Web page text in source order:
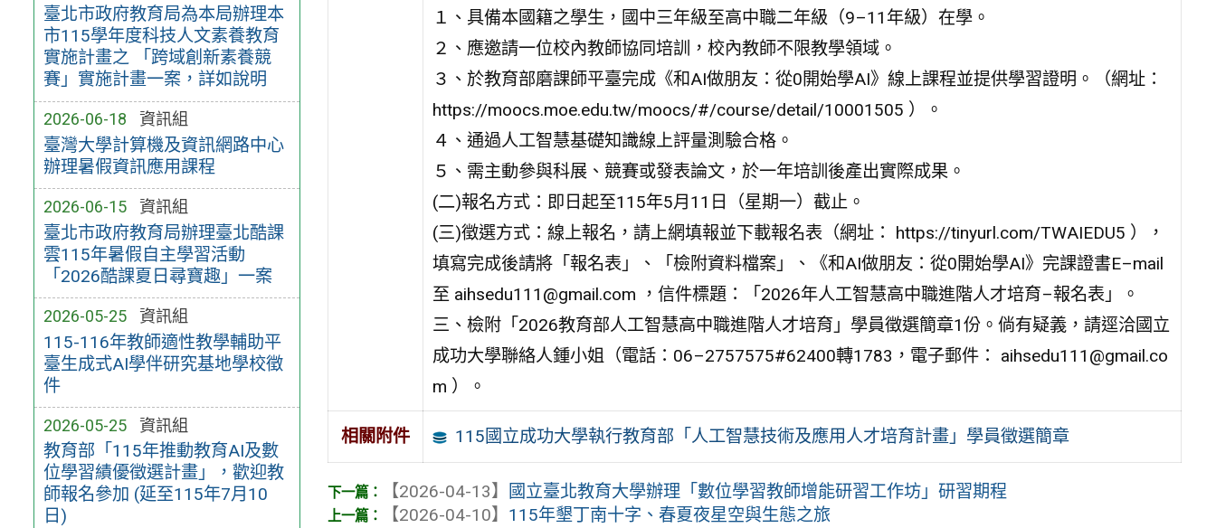
臺北市政府教育局為本局辦理本
市115學年度科技人文素養教育
實施計畫之 「跨域創新素養競
賽」實施計畫一案，詳如說明
2026-06-18 資訊組
臺灣大學計算機及資訊網路中心
辦理暑假資訊應用課程
2026-06-15 資訊組
臺北市政府教育局辦理臺北酷課
雲115年暑假自主學習活動
「2026酷課夏日尋寶趣」一案
2026-05-25 資訊組
115-116年教師適性教學輔助平
臺生成式AI學伴研究基地學校徵
件
2026-05-25 資訊組
教育部「115年推動教育AI及數
位學習績優徵選計畫」，歡迎教
師報名參加 (延至115年7月10
日)
１、具備本國籍之學生，國中三年級至高中職二年級（9–11年級）在學。
２、應邀請一位校內教師協同培訓，校內教師不限教學領域。
３、於教育部磨課師平臺完成《和AI做朋友：從0開始學AI》線上課程並提供學習證明。（網址：
https://moocs.moe.edu.tw/moocs/#/course/detail/10001505 ）。
４、通過人工智慧基礎知識線上評量測驗合格。
５、需主動參與科展、競賽或發表論文，於一年培訓後產出實際成果。
(二)報名方式：即日起至115年5月11日（星期一）截止。
(三)徵選方式：線上報名，請上網填報並下載報名表（網址： https://tinyurl.com/TWAIEDU5 ），
填寫完成後請將「報名表」、「檢附資料檔案」、《和AI做朋友：從0開始學AI》完課證書E–mail
至 aihsedu111@gmail.com ，信件標題：「2026年人工智慧高中職進階人才培育–報名表」。
三、檢附「2026教育部人工智慧高中職進階人才培育」學員徵選簡章1份。倘有疑義，請逕洽國立
成功大學聯絡人鍾小姐（電話：06–2757575#62400轉1783，電子郵件： aihsedu111@gmail.co
m ）。
相關附件 115國立成功大學執行教育部「人工智慧技術及應用人才培育計畫」學員徵選簡章
【2026-04-13】
國立臺北教育大學辦理「數位學習教師增能研習工作坊」研習期程
【2026-04-10】 115年墾丁南十字、春夏夜星空與生態之旅